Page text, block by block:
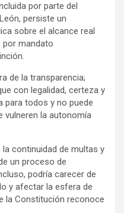
por parte del
persiste un
sobre el alcance real
por mandato
de la transparencia;
con legalidad, certeza y
para todos y no puede
vulneren la autonomía
continuidad de multas y
un proceso de
podría carecer de
y afectar la esfera de
la Constitución reconoce